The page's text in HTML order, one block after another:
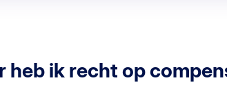
heb ik recht op